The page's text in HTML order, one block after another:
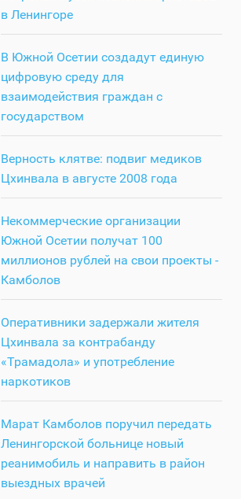
в Ленингоре
В Южной Осетии создадут единую
цифровую среду для
взаимодействия граждан с
государством
Верность клятве: подвиг медиков
Цхинвала в августе 2008 года
Некоммерческие организации
Южной Осетии получат 100
миллионов рублей на свои проекты -
Камболов
Оперативники задержали жителя
Цхинвала за контрабанду
«Трамадола» и употребление
наркотиков
Марат Камболов поручил передать
Ленингорской больнице новый
реанимобиль и направить в район
выездных врачей